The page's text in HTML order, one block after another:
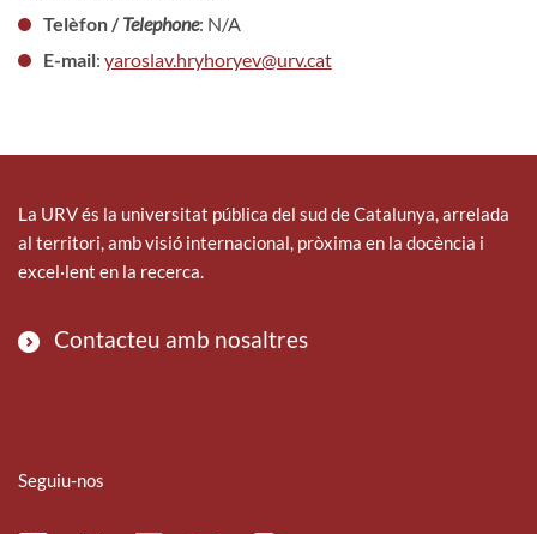
Telèfon /Telephone: N/A
E-mail: yaroslav.hryhoryev@urv.cat
La URV és la universitat pública del sud de Catalunya, arrelada
al territori, amb visió internacional, pròxima en la docència i
excel·lent en la recerca.
Contacteu amb nosaltres
Seguiu-nos